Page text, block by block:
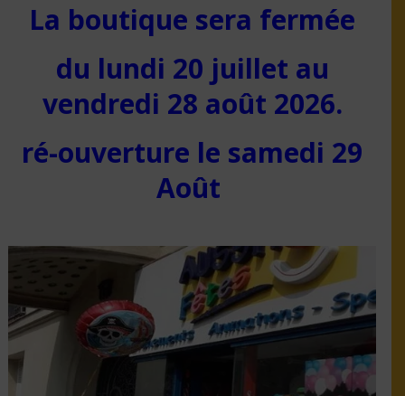
La boutique sera fermée
du lundi 20 juillet au
vendredi 28 août 2026.
ré-ouverture le samedi 29
Août